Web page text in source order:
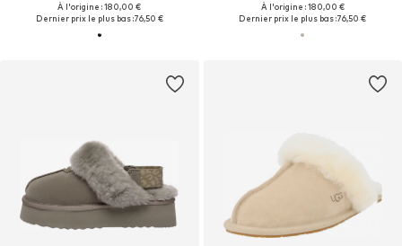
À l'origine : 180,00 €
Dernier prix le plus bas :76,50 €
À l'origine : 180,00 €
Dernier prix le plus bas :76,50 €